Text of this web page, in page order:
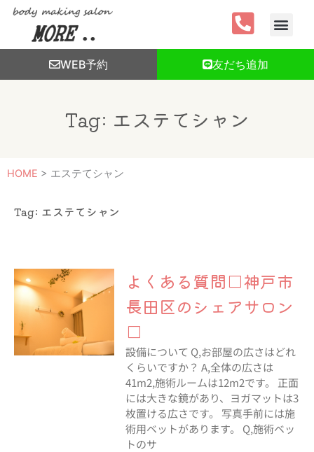
WEB予約 友だち追加
Tag: エステてシャン
HOME > エステてシャン
Tag: エステてシャン
よくある質問□神戸市
長田区のシェアサロン
□
設備について Q,お部屋の広さはどれ
くらいですか？ A,全体の広さは
41m2,施術ルームは12m2です。 正面
には大きな鏡があり、ヨガマットは3
枚置ける広さです。 写真手前には施
術用ベットがあります。 Q,施術ベッ
トのサ